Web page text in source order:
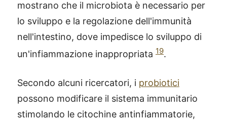
mostrano che il microbiota è necessario per
lo sviluppo e la regolazione dell'immunità
nell'intestino, dove impedisce lo sviluppo di
un'infiammazione inappropriata 19.
Secondo alcuni ricercatori, i probiotici
possono modificare il sistema immunitario
stimolando le citochine antinfiammatorie,